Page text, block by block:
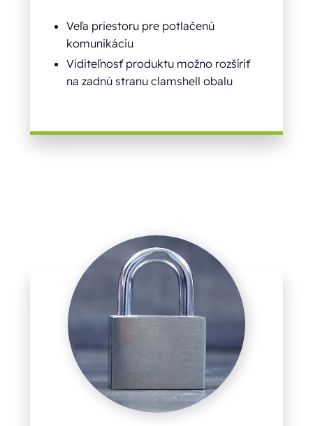
Veľa priestoru pre potlačenú
komunikáciu
Viditeľnosť produktu možno rozšíriť
na zadnú stranu clamshell obalu